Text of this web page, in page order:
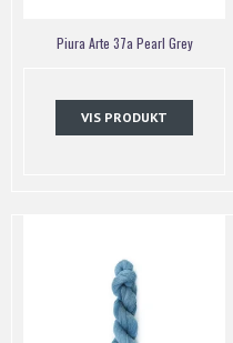
Piura Arte 37a Pearl Grey
VIS PRODUKT